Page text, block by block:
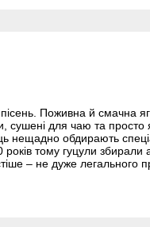
Поживна й смачна
для чаю та просто
нещадно обдирають
тому гуцули
– не дуже легального